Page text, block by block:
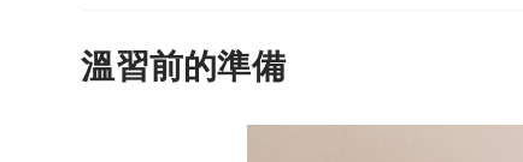
溫習前的準備